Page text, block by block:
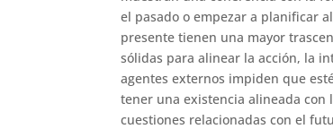
el pasado o empezar a planificar
presente tienen una mayor
sólidas para alinear la acción, la
agentes externos impiden que
tener una existencia alineada con
cuestiones relacionadas con el